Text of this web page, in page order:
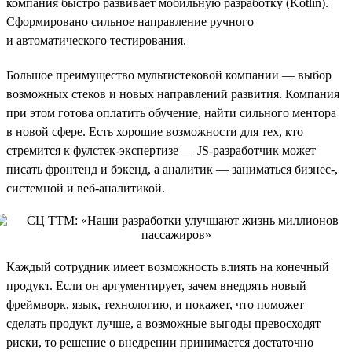
Сформировано сильное направление ручного
и автоматического тестирования.
Большое преимущество мультистековой компании — выбор
возможных стеков и новых направлений развития. Компания
при этом готова оплатить обучение, найти сильного ментора
в новой сфере. Есть хорошие возможности для тех, кто
стремится к фулстек-экспертизе — JS-разработчик может
писать фронтенд и бэкенд, а аналитик — заниматься бизнес-,
системной и веб-аналитикой.
Каждый сотрудник имеет возможность влиять на конечный
продукт. Если он аргументирует, зачем внедрять новый
фреймворк, язык, технологию, и покажет, что поможет
сделать продукт лучше, а возможные выгоды превосходят
риски, то решение о внедрении принимается достаточно